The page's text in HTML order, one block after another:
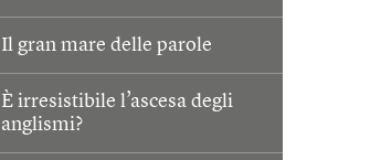
Il gran mare delle parole
È irresistibile l’ascesa degli
anglismi?